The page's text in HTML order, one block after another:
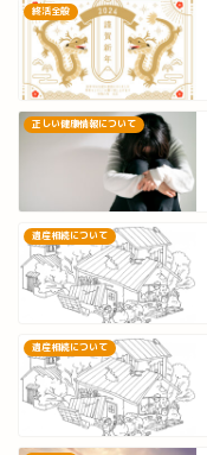
終活全般
正しい健康情報について
遺産相続について
遺産相続について